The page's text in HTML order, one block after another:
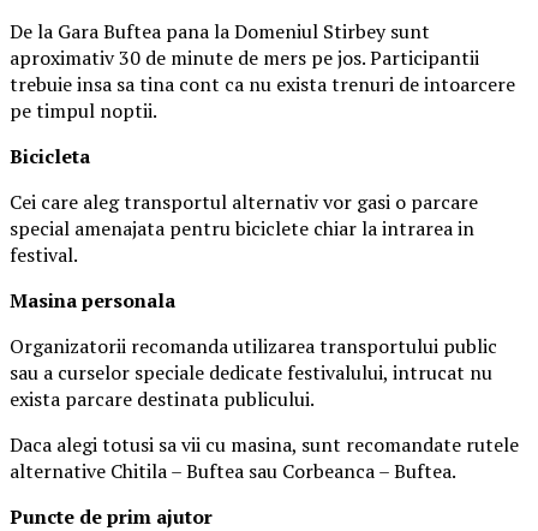
De la Gara Buftea pana la Domeniul Stirbey sunt
aproximativ 30 de minute de mers pe jos. Participantii
trebuie insa sa tina cont ca nu exista trenuri de intoarcere
pe timpul noptii.
Bicicleta
Cei care aleg transportul alternativ vor gasi o parcare
special amenajata pentru biciclete chiar la intrarea in
festival.
Masinapersonala
Organizatorii recomanda utilizarea transportului public
sau a curselor speciale dedicate festivalului, intrucat nu
exista parcare destinata publicului.
Daca alegi totusi sa vii cu masina, sunt recomandate rutele
alternative Chitila – Buftea sau Corbeanca – Buftea.
Puncte de prim ajutor